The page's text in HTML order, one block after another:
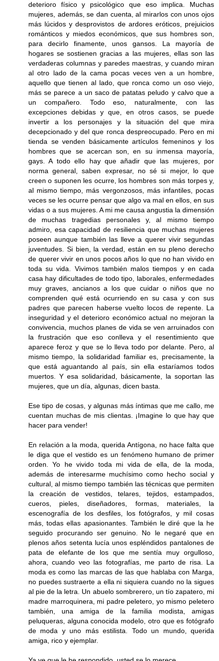
deterioro físico y psicológico que eso implica. Muchas
mujeres, además, se dan cuenta, al mirarlos con unos ojos
más lúcidos y desprovistos de ardores eróticos, prejuicios
románticos y miedos económicos, que sus hombres son,
para decirlo finamente, unos gansos. La mayoría de
hogares se sostienen gracias a las mujeres, ellas son las
verdaderas columnas y paredes maestras, y cuando miran
al otro lado de la cama pocas veces ven a un hombre,
aquello que tienen al lado, que ronca como un oso viejo,
más se parece a un saco de patatas peludo y calvo que a
un compañero. Todo eso, naturalmente, con las
excepciones debidas y que, en otros casos, se puede
invertir a los personajes y la situación del que mira
decepcionado y del que ronca despreocupado. Pero en mi
tienda se venden básicamente artículos femeninos y los
hombres que se acercan son, en su inmensa mayoría,
gays. A todo ello hay que añadir que las mujeres, por
norma general, saben expresar, no sé si mejor, lo que
creen o suponen les ocurre, los hombres son más torpes y,
al mismo tiempo, más vergonzosos, más infantiles, pocas
veces se les ocurre pensar que algo va mal en ellos, en sus
vidas o a sus mujeres. A mi me causa angustia la dimensión
de muchas tragedias personales y, al mismo tiempo
admiro, esa capacidad de resiliencia que muchas mujeres
poseen aunque también las lleve a querer vivir segundas
juventudes. Si bien, la verdad, están en su pleno derecho
de querer vivir en unos pocos años lo que no han vivido en
toda su vida. Vivimos también malos tiempos y en cada
casa hay dificultades de todo tipo, laborales, enfermedades
muy graves, ancianos a los que cuidar o niños que no
comprenden qué está ocurriendo en su casa y con sus
padres que parecen haberse vuelto locos de repente. La
inseguridad y el deterioro económico actual no mejoran la
convivencia, muchos planes de vida se ven arruinados con
la frustración que eso conlleva y el resentimiento que
aparece feroz y que se lo lleva todo por delante. Pero, al
mismo tiempo, la solidaridad familiar es, precisamente, la
que está aguantando al país, sin ella estaríamos todos
muertos. Y esa solidaridad, básicamente, la soportan las
mujeres, que un día, algunas, dicen basta.
Ese tipo de cosas, y algunas más íntimas que me callo, me
cuentan muchas de mis clientas. ¡Imagine lo que hay que
hacer para vender!
En relación a la moda, querida Antígona, no hace falta que
le diga que el vestido es un fenómeno humano de primer
orden. Yo he vivido toda mi vida de ella, de la moda,
además de interesarme muchísimo como hecho social y
cultural, al mismo tiempo también las técnicas que permiten
la creación de vestidos, telares, tejidos, estampados,
cueros, pieles, diseñadores, formas, materiales, la
escenografía de los desfiles, los fotógrafos, y mil cosas
más, todas ellas apasionantes. También le diré que la he
seguido procurando ser genuino. No le negaré que en
plenos años setenta lucía unos espléndidos pantalones de
pata de elefante de los que me sentía muy orgulloso,
ahora, cuando veo las fotografías, me parto de risa. La
moda es como las marcas de las que hablaba con Marga,
no puedes sustraerte a ella ni siquiera cuando no la sigues
al pie de la letra. Un abuelo sombrerero, un tío zapatero, mi
madre marroquinera, mi padre peletero, yo mismo peletero
también, una amiga de la familia modista, amigas
peluqueras, alguna conocida modelo, otro que es fotógrafo
de moda y uno más estilista. Todo un mundo, querida
amiga, rico y ejemplar.